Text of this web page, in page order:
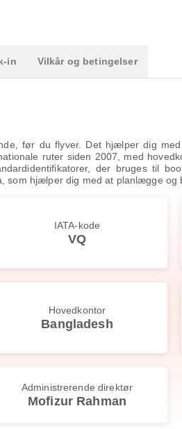
in Vilkår og betingelser
før du flyver. Det hjælper dig
ruter siden 2007, med
der bruges til
som hjælper dig med at planlægge og
IATA-kode
VQ
Hovedkontor
Bangladesh
Administrerende direktør
Mofizur Rahman